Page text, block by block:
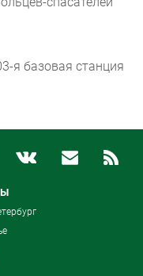
я базовая станция